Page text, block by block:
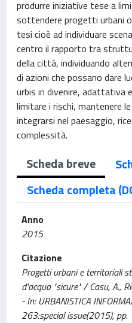
produrre iniziative tese a
sottendere progetti urbani
tesi cioè ad individuare
centro il rapporto tra
della città, individuando
di azioni che possano dare
urbis in divenire, adattativa
limitare i rischi, mantenere
integrarsi nel paesaggio,
complessità.
Scheda breve
Scheda completa
Anno
2015
Citazione
Progetti urbani e territoriali
d'acqua "sicure" / Casu, A.,
- In: URBANISTICA
263:special issue(2015),